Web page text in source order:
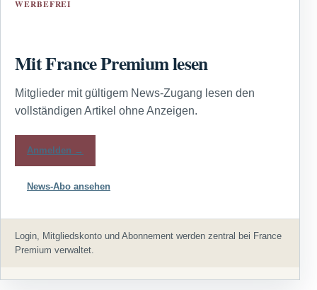
WERBEFREI
Mit France Premium lesen
Mitglieder mit gültigem News-Zugang lesen den
vollständigen Artikel ohne Anzeigen.
Anmelden →
News-Abo ansehen
Login, Mitgliedskonto und Abonnement werden zentral bei France
Premium verwaltet.